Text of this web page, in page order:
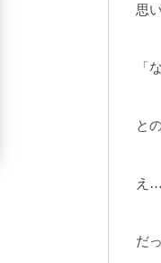
思
「
と
え…
だ